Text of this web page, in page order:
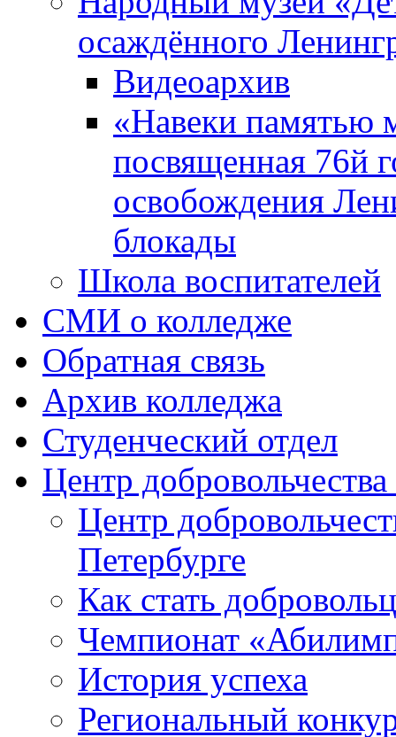
осаждённого
Видеоархив
«Навеки памятью
посвященная 76й
освобождения
блокады
Школа воспитателей
СМИ о колледже
Обратная связь
Архив колледжа
Студенческий отдел
Центр
Центр
Петербурге
Как стать
Чемпионат
История успеха
Региональный